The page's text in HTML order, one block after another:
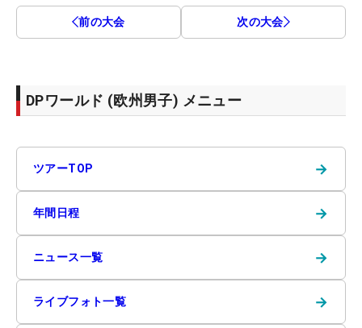
前の大会 次の大会
DPワールド (欧州男子) メニュー
ツアーTOP →
年間日程 →
ニュース一覧 →
ライブフォト一覧 →